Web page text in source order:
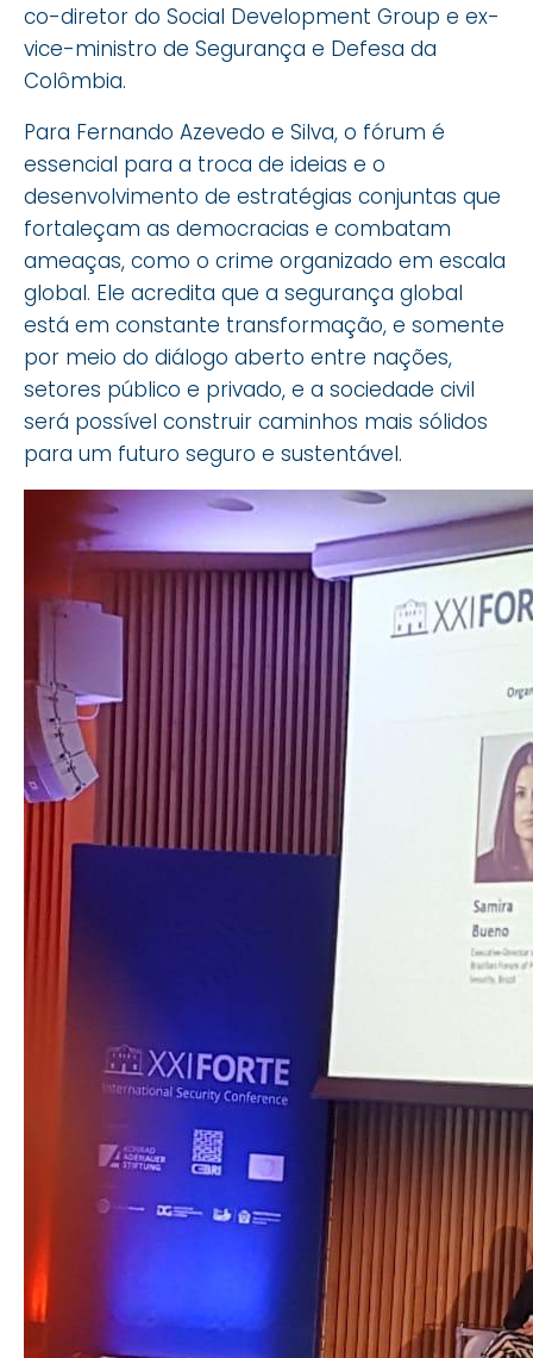
co-diretor do Social Development Group e ex-
vice-ministro de Segurança e Defesa da
Colômbia.
Para Fernando Azevedo e Silva, o fórum é
essencial para a troca de ideias e o
desenvolvimento de estratégias conjuntas que
fortaleçam as democracias e combatam
ameaças, como o crime organizado em escala
global. Ele acredita que a segurança global
está em constante transformação, e somente
por meio do diálogo aberto entre nações,
setores público e privado, e a sociedade civil
será possível construir caminhos mais sólidos
para um futuro seguro e sustentável.